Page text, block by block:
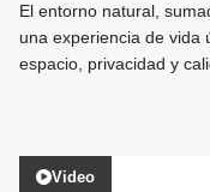
El entorno natural,
una experiencia de vida
espacio, privacidad y
Video